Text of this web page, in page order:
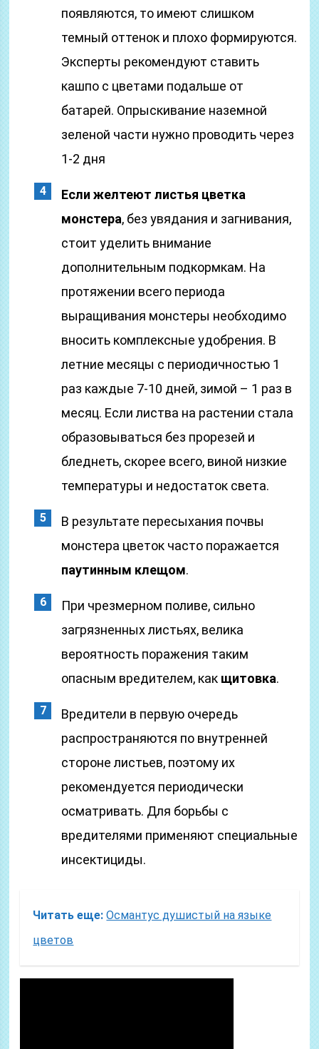
появляются, то имеют слишком
темный оттенок и плохо формируются.
Эксперты рекомендуют ставить
кашпо с цветами подальше от
батарей. Опрыскивание наземной
зеленой части нужно проводить через
1-2 дня
Если желтеют листья цветка
монстера, без увядания и загнивания,
стоит уделить внимание
дополнительным подкормкам. На
протяжении всего периода
выращивания монстеры необходимо
вносить комплексные удобрения. В
летние месяцы с периодичностью 1
раз каждые 7-10 дней, зимой – 1 раз в
месяц. Если листва на растении стала
образовываться без прорезей и
бледнеть, скорее всего, виной низкие
температуры и недостаток света.
В результате пересыхания почвы
монстера цветок часто поражается
паутинным клещом.
При чрезмерном поливе, сильно
загрязненных листьях, велика
вероятность поражения таким
опасным вредителем, как щитовка.
Вредители в первую очередь
распространяются по внутренней
стороне листьев, поэтому их
рекомендуется периодически
осматривать. Для борьбы с
вредителями применяют специальные
инсектициды.
Читать еще: Османтус душистый на языке
цветов